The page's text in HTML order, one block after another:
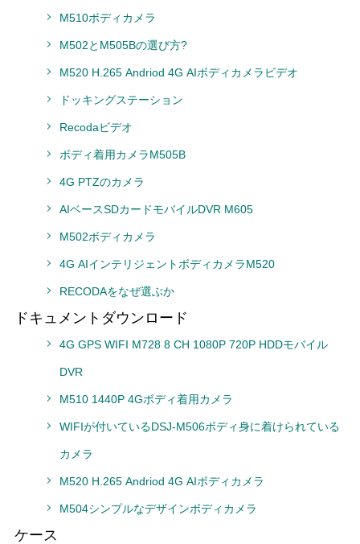
M510ボディカメラ
M502とM505Bの選び方?
M520 H.265 Andriod 4G AIボディカメラビデオ
ドッキングステーション
Recodaビデオ
ボディ着用カメラM505B
4G PTZのカメラ
AIベースSDカードモバイルDVR M605
M502ボディカメラ
4G AIインテリジェントボディカメラM520
RECODAをなぜ選ぶか
ドキュメントダウンロード
4G GPS WIFI M728 8 CH 1080P 720P HDDモバイル
DVR
M510 1440P 4Gボディ着用カメラ
WIFIが付いているDSJ-M506ボディ身に着けられている
カメラ
M520 H.265 Andriod 4G AIボディカメラ
M504シンプルなデザインボディカメラ
ケース